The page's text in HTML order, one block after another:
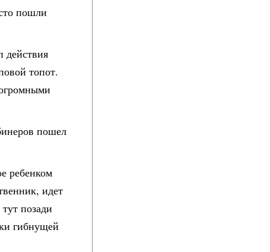
пошли
действия
топот.
пошел
ребенком
идет
позади
гибнущей